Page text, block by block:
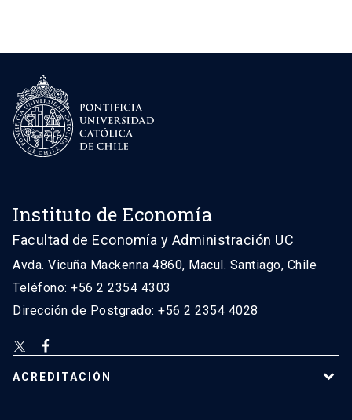
Instituto de Economía
Facultad de Economía y Administración UC
Avda. Vicuña Mackenna 4860, Macul. Santiago, Chile
Teléfono: +56 2 2354 4303
Dirección de Postgrado: +56 2 2354 4028
ACREDITACIÓN